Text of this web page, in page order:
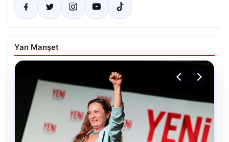
Yan Manşet